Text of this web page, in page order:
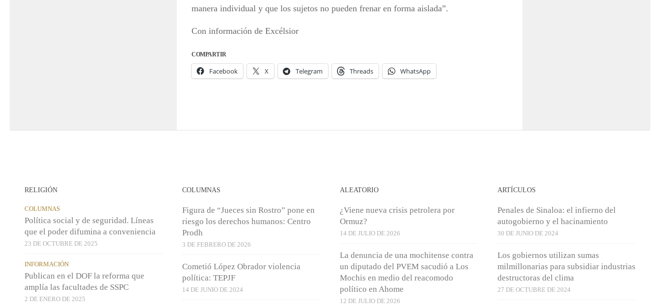
manera individual y que los sujetos no pueden frenar en forma aislada”.
Con información de Excélsior
COMPARTIR
Facebook X Telegram Threads WhatsApp
RELIGIÓN
COLUMNAS
Política social y de seguridad. Líneas
que el poder difumina a conveniencia
23 DE OCTUBRE DE 2025
INFORMACIÓN
Publican en el DOF la reforma que
amplía las facultades de SSPC
2 DE ENERO DE 2025
COLUMNAS
Figura de “Jueces sin Rostro” pone en
riesgo los derechos humanos: Centro
Prodh
3 DE FEBRERO DE 2026
Cometió López Obrador violencia
política: TEPJF
14 DE JUNIO DE 2024
ALEATORIO
¿Viene nueva crisis petrolera por
Ormuz?
14 DE JULIO DE 2026
La denuncia de una mochitense contra
un diputado del PVEM sacudió a Los
Mochis en medio del reacomodo
político en Ahome
12 DE JULIO DE 2026
ARTÍCULOS
Penales de Sinaloa: el infierno del
autogobierno y el hacinamiento
30 DE JUNIO DE 2024
Los gobiernos utilizan sumas
milmillonarias para subsidiar industrias
destructoras del clima
27 DE OCTUBRE DE 2024